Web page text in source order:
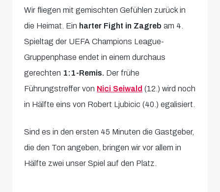
Wir fliegen mit gemischten Gefühlen zurück in
die Heimat. Ein harter Fight in Zagreb am 4.
Spieltag der UEFA Champions League-
Gruppenphase endet in einem durchaus
gerechten 1:1-Remis. Der frühe
Führungstreffer von Nici Seiwald (12.) wird noch
in Hälfte eins von Robert Ljubicic (40.) egalisiert.
Sind es in den ersten 45 Minuten die Gastgeber,
die den Ton angeben, bringen wir vor allem in
Hälfte zwei unser Spiel auf den Platz.